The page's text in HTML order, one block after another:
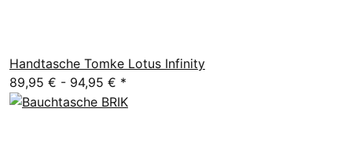
Handtasche Tomke Lotus Infinity
89,95 € - 94,95 € *